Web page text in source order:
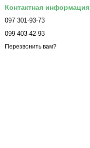
Контактная информация
097 301-93-73
099 403-42-93
Перезвонить вам?